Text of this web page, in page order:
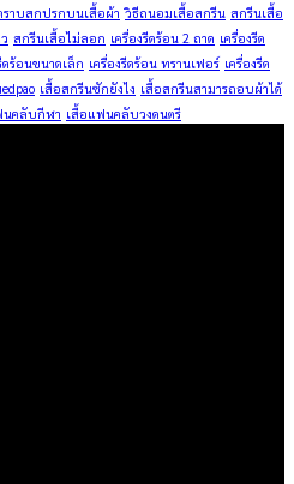
ราบสกปรกบนเสื้อผ้า วิธีถนอมเสื้อสกรีน สกรีนเสื้อ
สกรีนเสื้อไม่ลอก เครื่องรีดร้อน 2 ถาด เครื่องรีด
ดร้อนขนาดเล็ก เครื่องรีดร้อน ทรานเฟอร์ เครื่องรีด
เสื้อสกรีนซักยังไง เสื้อสกรีนสามารถอบผ้าได้
นคลับกีฬา เสื้อแฟนคลับวงดนตรี